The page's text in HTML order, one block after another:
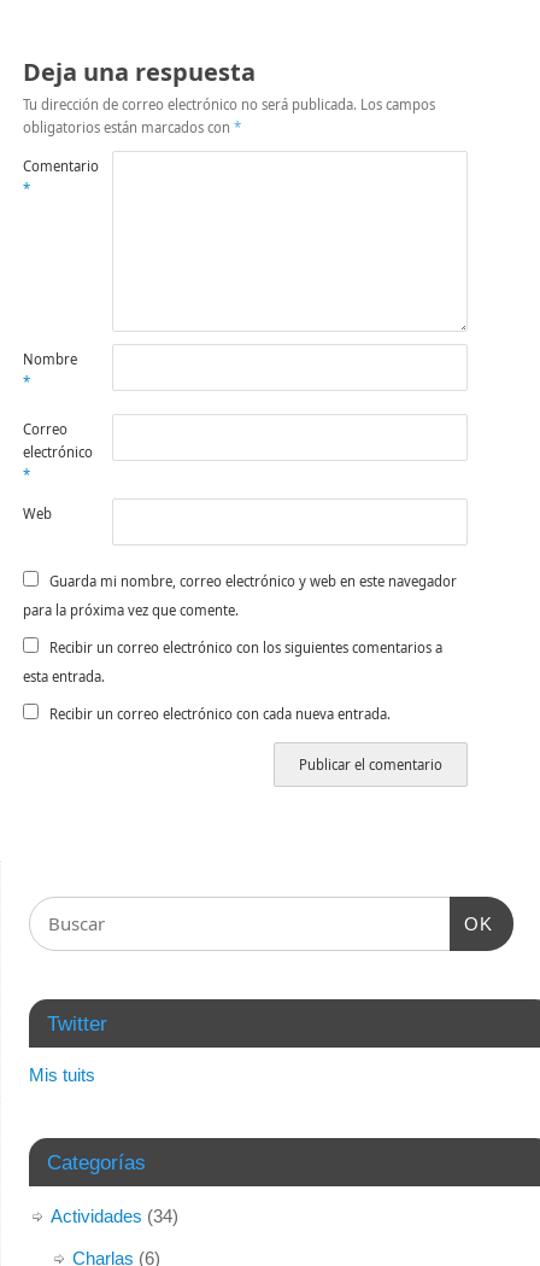
Deja una respuesta
Tu dirección de correo electrónico no será publicada. Los campos
obligatorios están marcados con *
Comentario
*
Nombre
*
Correo
electrónico
*
Web
Guarda mi nombre, correo electrónico y web en este navegador
para la próxima vez que comente.
Recibir un correo electrónico con los siguientes comentarios a
esta entrada.
Recibir un correo electrónico con cada nueva entrada.
OK
Twitter
Mis tuits
Categorías
Actividades (34)
Charlas (6)